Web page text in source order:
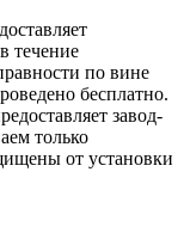
течение
по вине
бесплатно.
завод-
только
от установки